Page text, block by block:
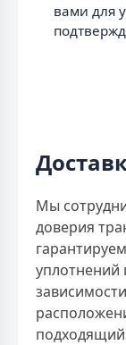
вами для
Мы
доверия
уплотнений
подходящий